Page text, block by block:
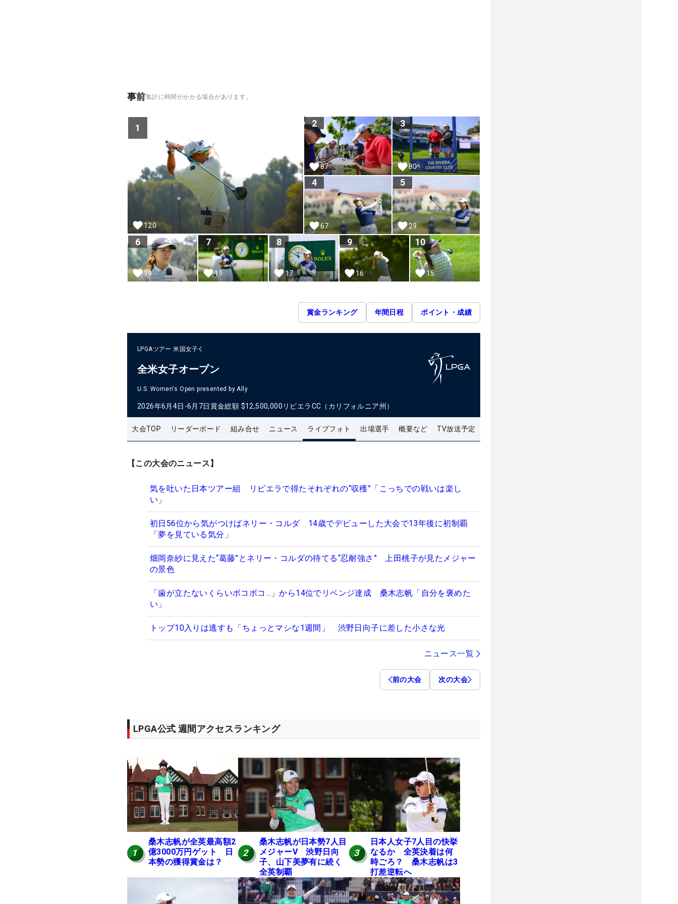
事前集計に時間がかかる場合があります。
1
120
2
87
3
80
4
67
5
29
6
19
7
19
8
17
9
16
10
15
賞金ランキング 年間日程 ポイント・成績
LPGAツアー 米国女子
全米女子オープン
U.S. Women's Open presented by Ally
2026年6月4日-6月7日賞金総額 $12,500,000 リビエラCC（カリフォルニア州）
大会TOP リーダーボード 組み合せ ニュース ライブフォト 出場選手 概要など TV放送予定
【この大会のニュース】
気を吐いた日本ツアー組 リビエラで得たそれぞれの“収穫”「こっちでの戦いは楽し
い」
初日56位から気がつけばネリー・コルダ 14歳でデビューした大会で13年後に初制覇
「夢を見ている気分」
畑岡奈紗に見えた“葛藤”とネリー・コルダの待てる“忍耐強さ” 上田桃子が見たメジャー
の景色
「歯が立たないくらいボコボコ…」から14位でリベンジ達成 桑木志帆「自分を褒めた
い」
トップ10入りは逃すも「ちょっとマシな1週間」 渋野日向子に差した小さな光
ニュース一覧
前の大会 次の大会
LPGA公式 週間アクセスランキング
1
桑木志帆が全英最高額2
億3000万円ゲット 日
本勢の獲得賞金は？
2
桑木志帆が日本勢7人目
メジャーV 渋野日向
子、山下美夢有に続く
全英制覇
3
日本人女子7人目の快挙
なるか 全英決着は何
時ごろ？ 桑木志帆は3
打差逆転へ